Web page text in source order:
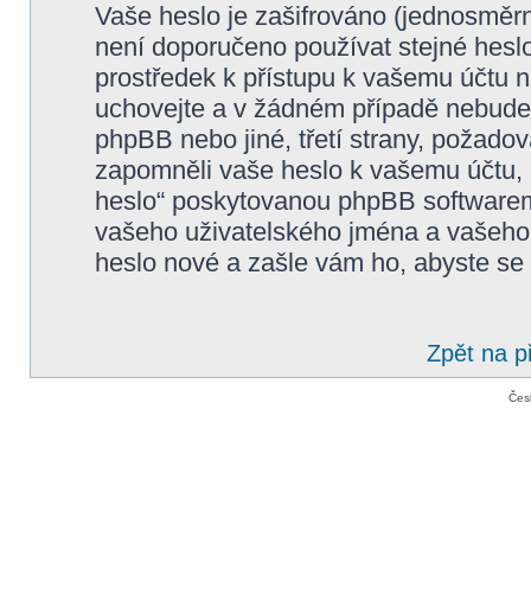
Vaše heslo je zašifrováno
není doporučeno používat stejné
prostředek k přístupu k vašemu účtu
uchovejte a v žádném případě
phpBB nebo jiné, třetí strany,
zapomněli vaše heslo k vašemu
heslo“ poskytovanou phpBB
vašeho uživatelského jména a
heslo nové a zašle vám ho, abyste
Zpět na